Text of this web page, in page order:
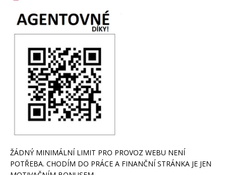
ŽÁDNÝ MINIMÁLNÍ LIMIT PRO PROVOZ WEBU NENÍ
POTŘEBA. CHODÍM DO PRÁCE A FINANČNÍ STRÁNKA JE JEN